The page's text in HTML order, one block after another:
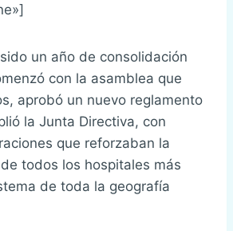
un año de consolidación
con la asamblea que
aprobó un nuevo reglamento
la Junta Directiva, con
que reforzaban la
todos los hospitales más
de toda la geografía